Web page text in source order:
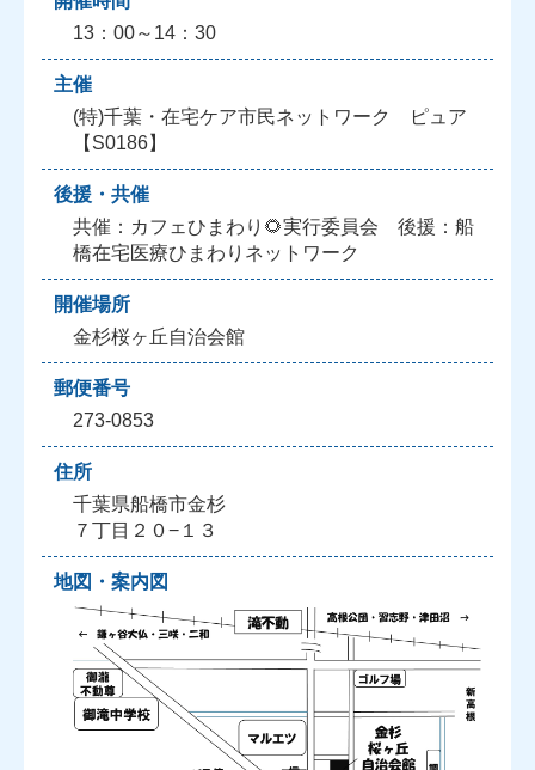
13：00～14：30
主催
(特)千葉・在宅ケア市民ネットワーク ピュア
【S0186】
後援・共催
共催：カフェひまわり🌻実行委員会 後援：船
橋在宅医療ひまわりネットワーク
開催場所
金杉桜ヶ丘自治会館
郵便番号
273-0853
住所
千葉県船橋市金杉
７丁目２０−１３
地図・案内図